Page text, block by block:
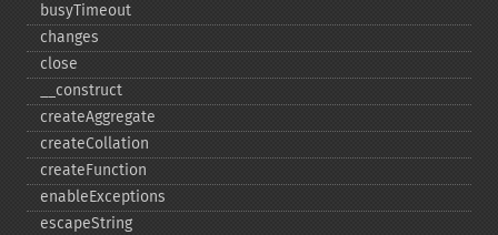
busyTimeout
changes
close
_​_​construct
createAggregate
createCollation
createFunction
enableExceptions
escapeString